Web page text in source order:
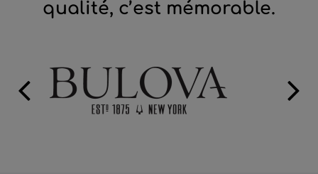
qualité, c’est mémorable.